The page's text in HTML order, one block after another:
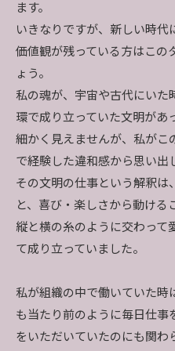
ます。
いきなりですが、新しい時代
価値観が残っている方はこの
ょう。
私の魂が、宇宙や古代にいた
環で成り立っていた文明があ
細かく見えませんが、私がこ
で経験した違和感から思い出
その文明の仕事という解釈は
と、喜び・楽しさから動け
縦と横の糸のように交わって
て成り立っていました。
私が組織の中で働いていた時
も当たり前のように毎日仕事
をいただいていたのにも関わ